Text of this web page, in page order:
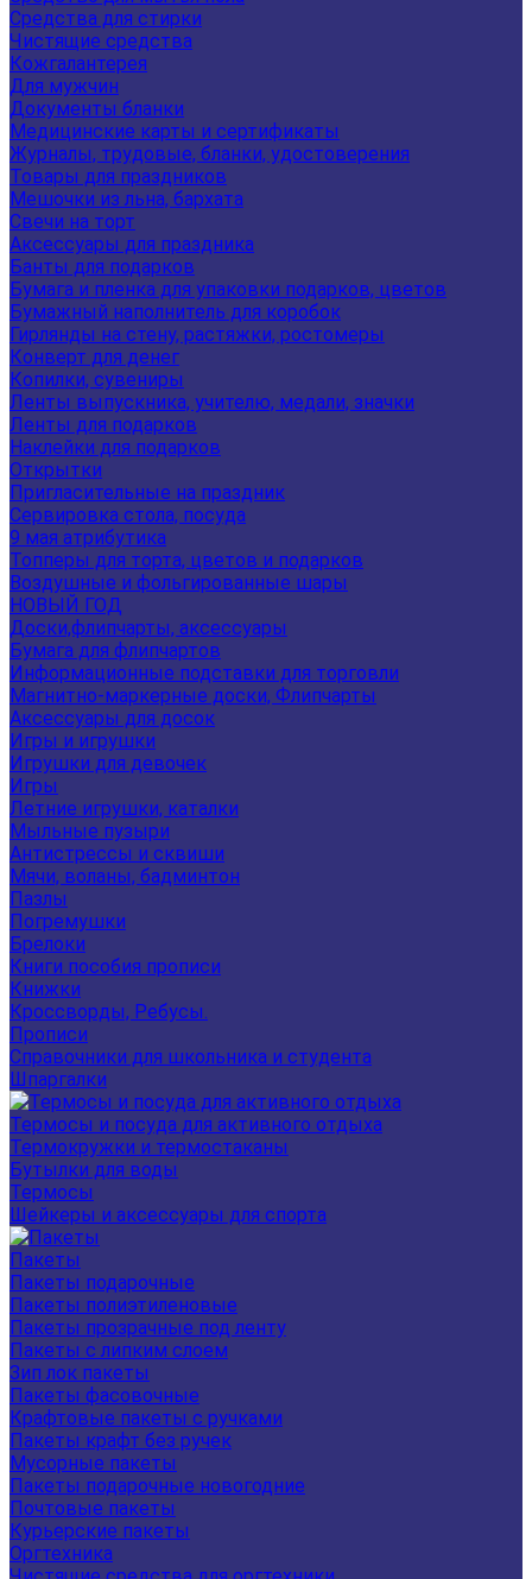
Средства для стирки
Чистящие средства
Кожгалантерея
Для мужчин
Документы бланки
Медицинские карты и сертификаты
Журналы, трудовые, бланки, удостоверения
Товары для праздников
Мешочки из льна, бархата
Свечи на торт
Аксессуары для праздника
Банты для подарков
Бумага и пленка для упаковки подарков, цветов
Бумажный наполнитель для коробок
Гирлянды на стену, растяжки, ростомеры
Конверт для денег
Копилки, сувениры
Ленты выпускника, учителю, медали, значки
Ленты для подарков
Наклейки для подарков
Открытки
Пригласительные на праздник
Сервировка стола, посуда
9 мая атрибутика
Топперы для торта, цветов и подарков
Воздушные и фольгированные шары
НОВЫЙ ГОД
Доски,флипчарты, аксессуары
Бумага для флипчартов
Информационные подставки для торговли
Магнитно-маркерные доски, Флипчарты
Аксессуары для досок
Игры и игрушки
Игрушки для девочек
Игры
Летние игрушки, каталки
Мыльные пузыри
Антистрессы и сквиши
Мячи, воланы, бадминтон
Пазлы
Погремушки
Брелоки
Книги пособия прописи
Книжки
Кроссворды, Ребусы.
Прописи
Справочники для школьника и студента
Шпаргалки
Термосы и посуда для активного отдыха
Термокружки и термостаканы
Бутылки для воды
Термосы
Шейкеры и аксессуары для спорта
Пакеты
Пакеты подарочные
Пакеты полиэтиленовые
Пакеты прозрачные под ленту
Пакеты с липким слоем
Зип лок пакеты
Пакеты фасовочные
Крафтовые пакеты с ручками
Пакеты крафт без ручек
Мусорные пакеты
Пакеты подарочные новогодние
Почтовые пакеты
Курьерские пакеты
Оргтехника